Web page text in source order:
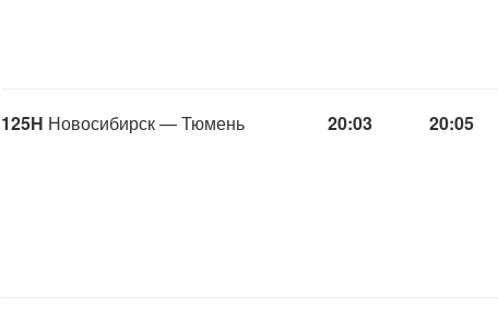
125Н Новосибирск — Тюмень 20:03 20:05